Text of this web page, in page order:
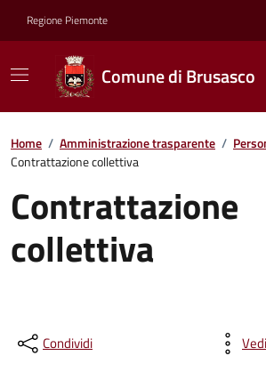
Regione Piemonte
Comune di Brusasco
Home / Amministrazione trasparente /
Contrattazione collettiva
Contrattazione
collettiva
Condividi